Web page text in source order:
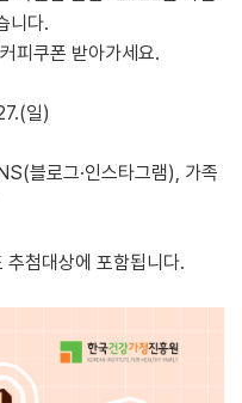
니다.
피쿠폰 받아가세요.
일)
블로그·인스타그램), 가족
첨대상에 포함됩니다.